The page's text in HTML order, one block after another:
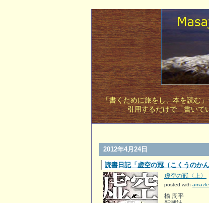
「書くために旅をし、本を読む
引用するだけで「書いて
2012年4月24日
読書日記「虚空の冠（こくうのか
虚空の冠〈上〉
posted with
楡 周平